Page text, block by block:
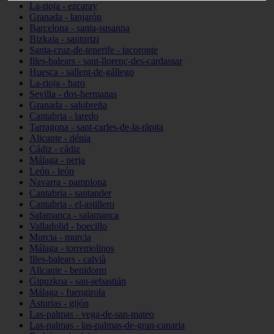
La-rioja - ezcaray
Granada - lanjarón
Barcelona - santa-susanna
Bizkaia - santurtzi
Santa-cruz-de-tenerife - tacoronte
Illes-balears - sant-llorenç-des-cardassar
Huesca - sallent-de-gállego
La-rioja - haro
Sevilla - dos-hermanas
Granada - salobreña
Cantabria - laredo
Tarragona - sant-carles-de-la-ràpita
Alicante - dénia
Cádiz - cádiz
Málaga - nerja
León - león
Navarra - pamplona
Cantabria - santander
Cantabria - el-astillero
Salamanca - salamanca
Valladolid - boecillo
Murcia - murcia
Málaga - torremolinos
Illes-balears - calvià
Alicante - benidorm
Gipuzkoa - san-sebastián
Málaga - fuengirola
Asturias - gijón
Las-palmas - vega-de-san-mateo
Las-palmas - las-palmas-de-gran-canaria